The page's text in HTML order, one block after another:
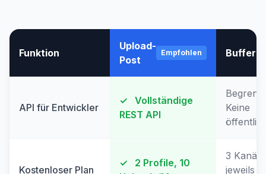
Funktion
Upload-
Post
Empfohlen Buffer
API für Entwickler
✓
Vollständige
REST API
Keine
Kostenloser Plan
✓
2 Profile, 10
3
jeweils